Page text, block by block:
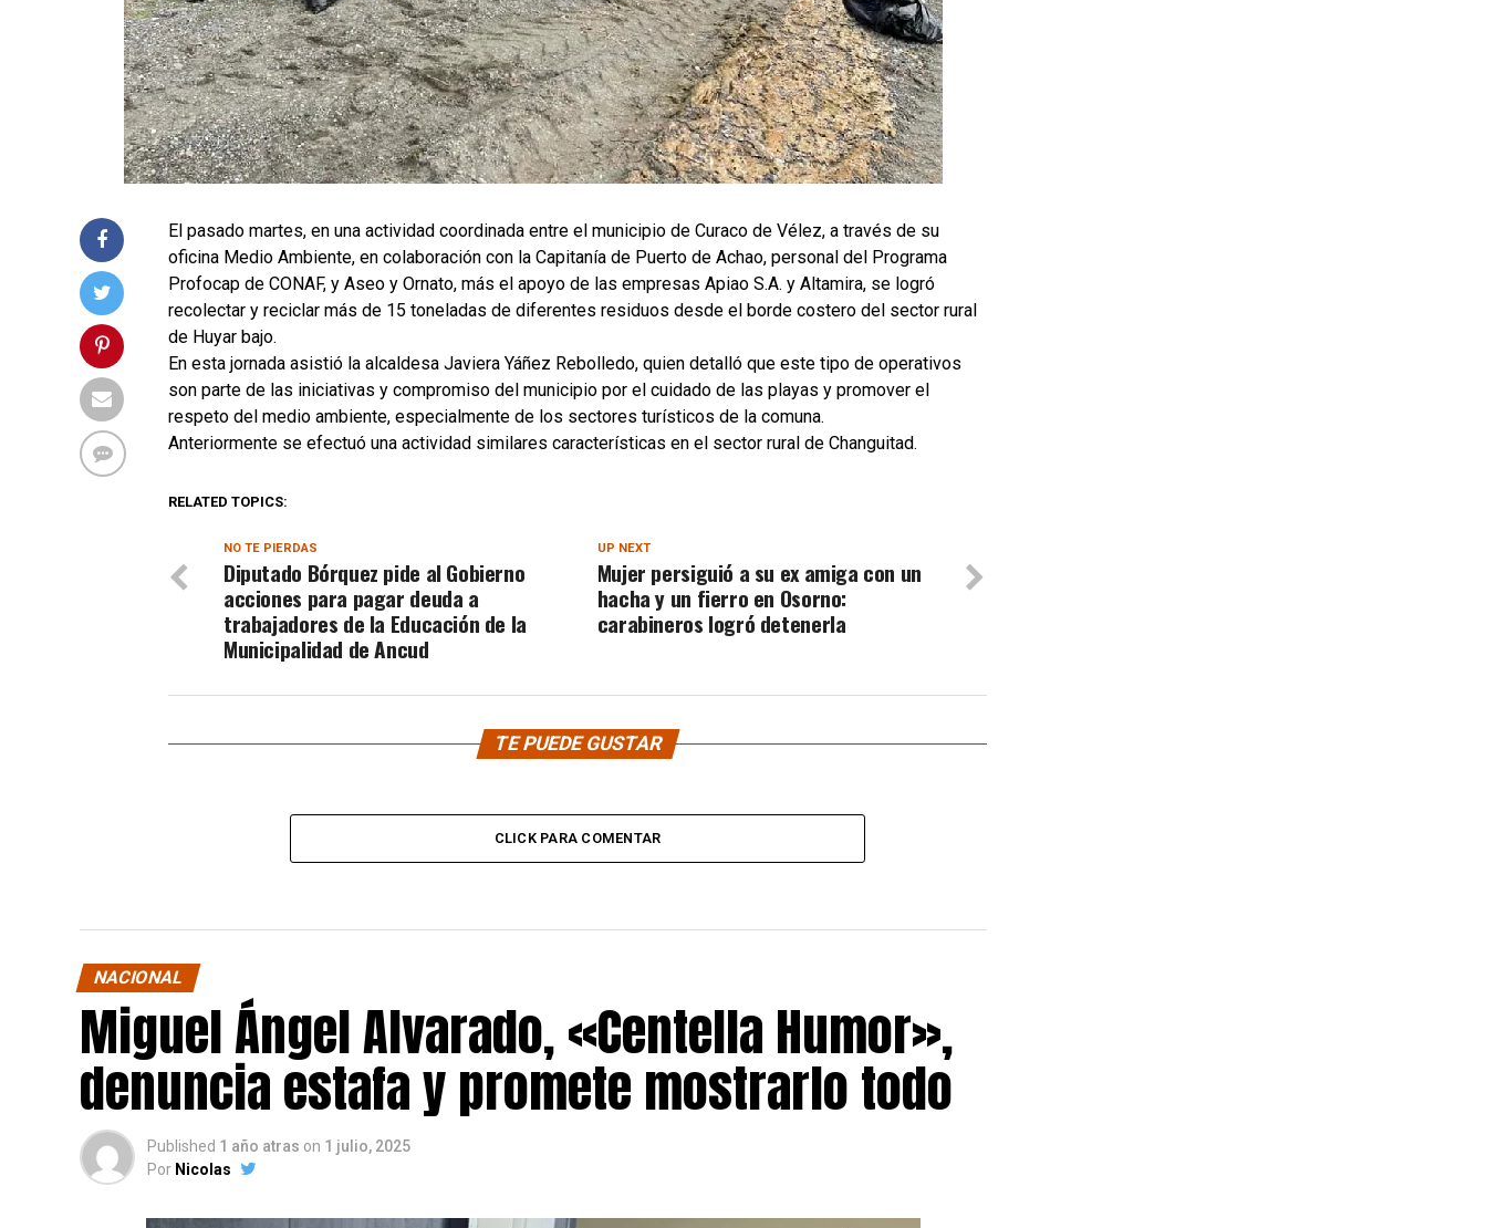
El pasado martes, en una actividad coordinada entre el municipio de Curaco de Vélez, a través de su
oficina Medio Ambiente, en colaboración con la Capitanía de Puerto de Achao, personal del Programa
Profocap de CONAF, y Aseo y Ornato, más el apoyo de las empresas Apiao S.A. y Altamira, se logró
recolectar y reciclar más de 15 toneladas de diferentes residuos desde el borde costero del sector rural
de Huyar bajo.
En esta jornada asistió la alcaldesa Javiera Yáñez Rebolledo, quien detalló que este tipo de operativos
son parte de las iniciativas y compromiso del municipio por el cuidado de las playas y promover el
respeto del medio ambiente, especialmente de los sectores turísticos de la comuna.
Anteriormente se efectuó una actividad similares características en el sector rural de Changuitad.
RELATED TOPICS:
UP NEXT
Mujer persiguió a su ex amiga con un
hacha y un fierro en Osorno:
carabineros logró detenerla
NO TE PIERDAS
Diputado Bórquez pide al Gobierno
acciones para pagar deuda a
trabajadores de la Educación de la
Municipalidad de Ancud
TE PUEDE GUSTAR
CLICK PARA COMENTAR
NACIONAL
Miguel Ángel Alvarado, «Centella Humor»,
denuncia estafa y promete mostrarlo todo
Published 1 año atras on 1 julio, 2025
Por Nicolas